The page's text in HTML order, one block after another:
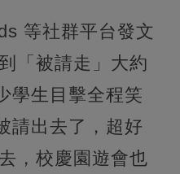
等社群平台發文
「被請走」大約
學生目擊全程笑
請出去了，超好
，校慶園遊會也